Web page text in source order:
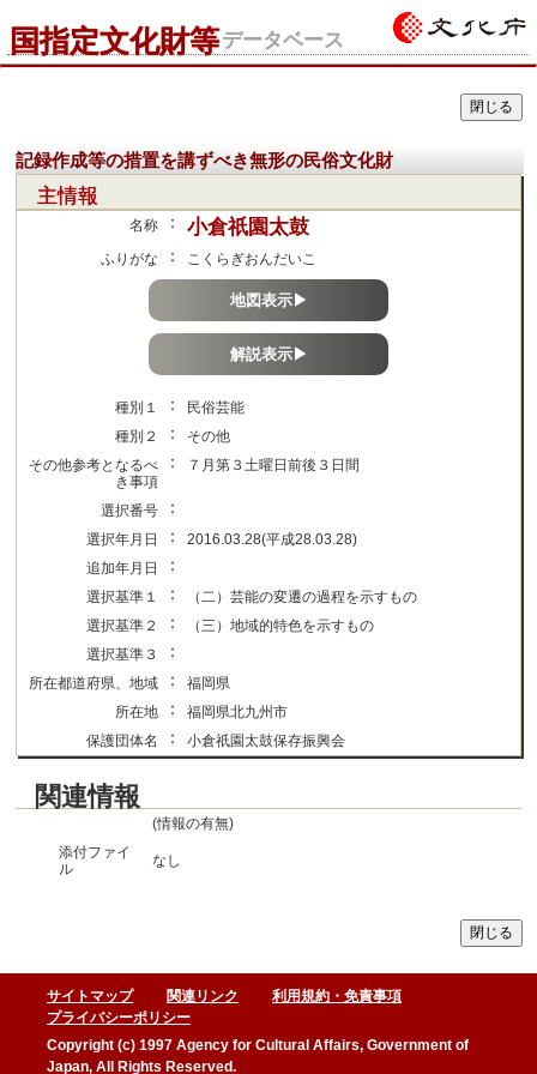
国指定文化財等データベース
記録作成等の措置を講ずべき無形の民俗文化財
主情報
名称 ： 小倉祇園太鼓
ふりがな ： こくらぎおんだいこ
地図表示▶
解説表示▶
種別１ ：
民俗芸能
種別２
：
その他
その他参考となるべ
き事項
： ７月第３土曜日前後３日間
選択番号 ：
選択年月日 ：
2016.03.28(平成28.03.28)
追加年月日
：
選択基準１ ：
（二）芸能の変遷の過程を示すもの
選択基準２
：
（三）地域的特色を示すもの
選択基準３
：
所在都道府県、地域 ：
福岡県
所在地
：
福岡県北九州市
保護団体名
： 小倉祇園太鼓保存振興会
関連情報
(情報の有無)
添付ファイ
ル
なし
サイトマップ 関連リンク
利用規約・免責事項
プライバシーポリシー
Copyright (c) 1997 Agency for Cultural Affairs, Government of
Japan, All Rights Reserved.